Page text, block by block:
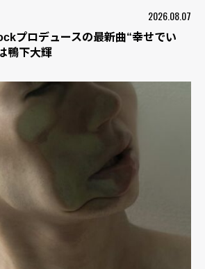
2026.08.07
プロデュースの最新曲“幸せでい
鴨下大輝